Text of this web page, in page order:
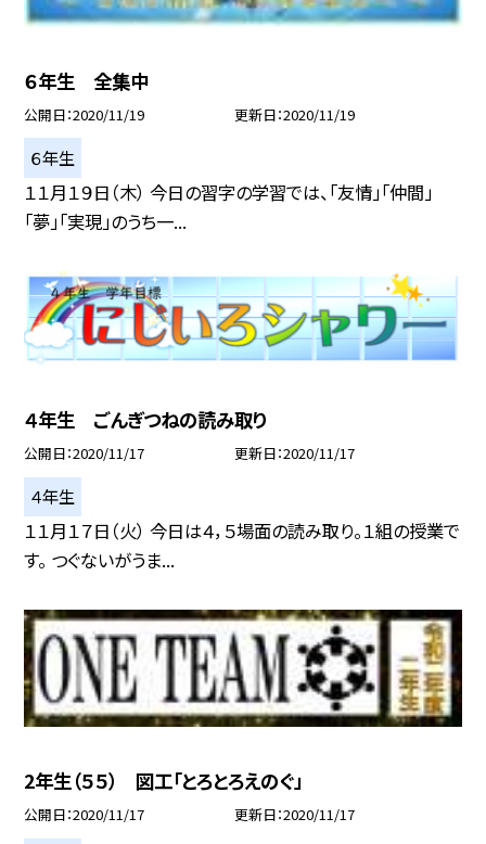
６年生 全集中
公開日 2020/11/19 更新日 2020/11/19
６年生
１１月１９日（木） 今日の習字の学習では、「友情」「仲間」
「夢」「実現」のうち一...
４年生 ごんぎつねの読み取り
公開日 2020/11/17 更新日 2020/11/17
４年生
１１月１７日（火） 今日は４，５場面の読み取り。１組の授業で
す。 つぐないがうま...
2年生（５５） 図工「とろとろえのぐ」
公開日 2020/11/17 更新日 2020/11/17